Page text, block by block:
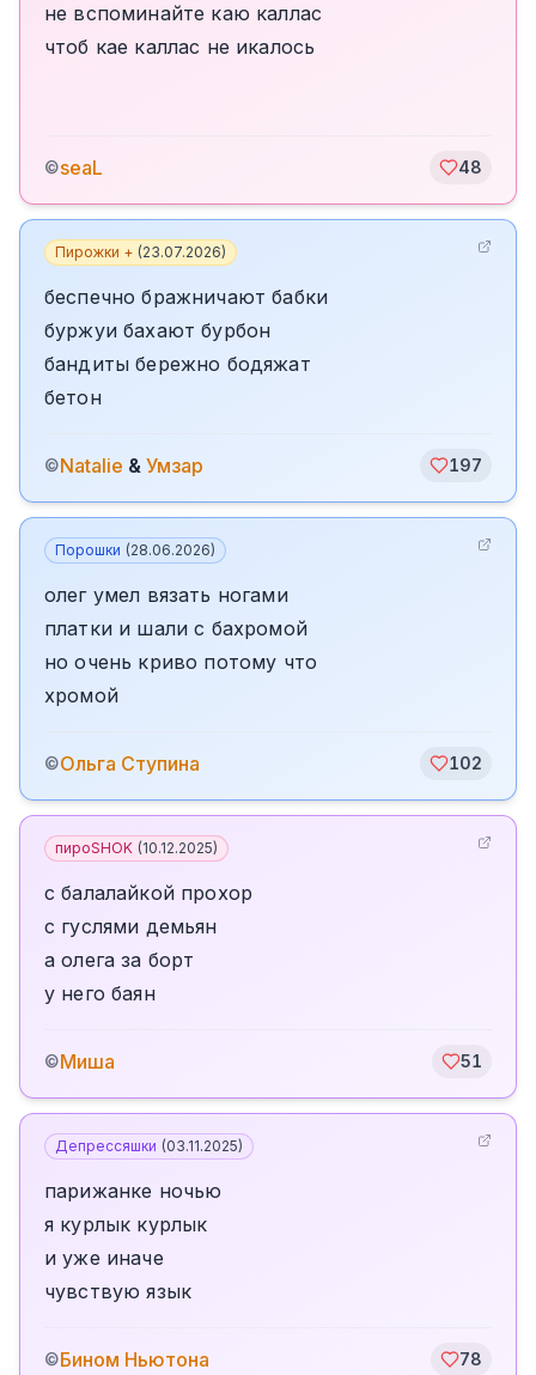
не вспоминайте каю каллас
чтоб кае каллас не икалось
©seaL 48
Пирожки + (23.07.2026)
беспечно бражничают бабки
буржуи бахают бурбон
бандиты бережно бодяжат
бетон
©Natalie & Умзар 197
Порошки (28.06.2026)
олег умел вязать ногами
платки и шали с бахромой
но очень криво потому что
хромой
©Ольга Ступина 102
пироSHOK (10.12.2025)
с балалайкой прохор
с гуслями демьян
а олега за борт
у него баян
©Миша 51
Депрессяшки (03.11.2025)
парижанке ночью
я курлык курлык
и уже иначе
чувствую язык
©Бином Ньютона 78